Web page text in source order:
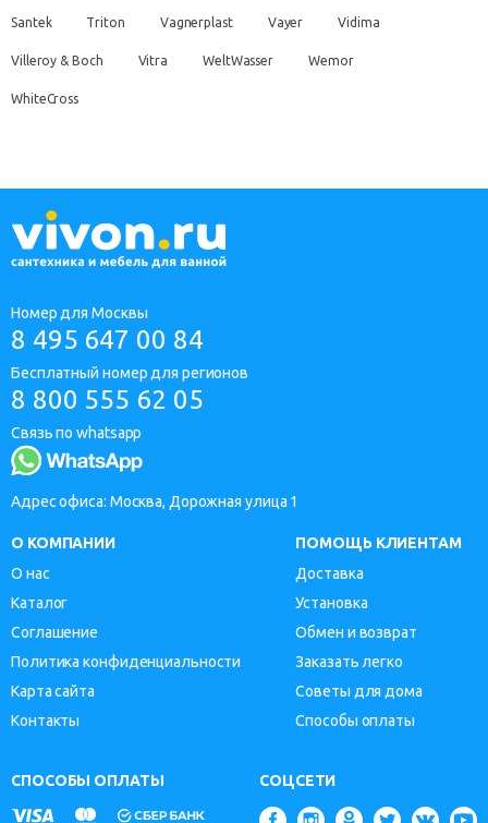
Santek Triton Vagnerplast Vayer Vidima
Villeroy & Boch Vitra WeltWasser Wemor
WhiteCross
Номер для Москвы
8 495 647 00 84
Бесплатный номер для регионов
8 800 555 62 05
Связь по whatsapp
Адрес офиса: Москва, Дорожная улица 1
О КОМПАНИИ
О нас
Каталог
Соглашение
Политика конфиденциальности
Карта сайта
Контакты
ПОМОЩЬ КЛИЕНТАМ
Доставка
Установка
Обмен и возврат
Заказать легко
Советы для дома
Способы оплаты
СПОСОБЫ ОПЛАТЫ СОЦСЕТИ